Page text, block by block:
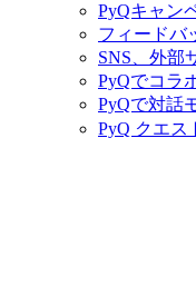
PyQキャン
フィードバ
SNS、外部
PyQでコラ
PyQで対話
PyQ クエス